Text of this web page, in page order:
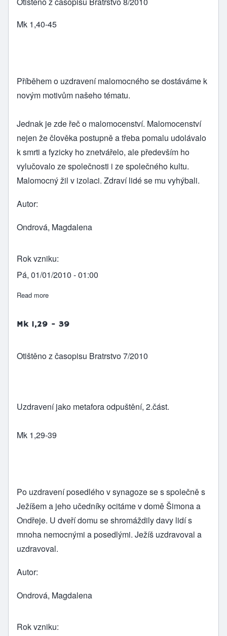
Mk 1,40-45
Příběhem o uzdravení malomocného se dostáváme k
novým motivům našeho tématu.
Jednak je zde řeč o malomocenství. Malomocenství
nejen že člověka postupně a třeba pomalu udolávalo
k smrti a fyzicky ho znetvářelo, ale především ho
vylučovalo ze společnosti i ze společného kultu.
Malomocný žil v izolaci. Zdraví lidé se mu vyhýbali.
Autor
Ondrová, Magdalena
Rok vzniku
Pá, 01/01/2010 - 01:00
Read more
Mk 1,29 - 39
Otištěno z časopisu Bratrstvo 7/2010
Uzdravení jako metafora odpuštění, 2.část.
Mk 1,29-39
Po uzdravení posedlého v synagoze se s společně s
Ježíšem a jeho učedníky ocitáme v domě Šimona a
Ondřeje. U dveří domu se shromáždily davy lidí s
mnoha nemocnými a posedlými. Ježíš uzdravoval a
uzdravoval.
Autor
Ondrová, Magdalena
Rok vzniku